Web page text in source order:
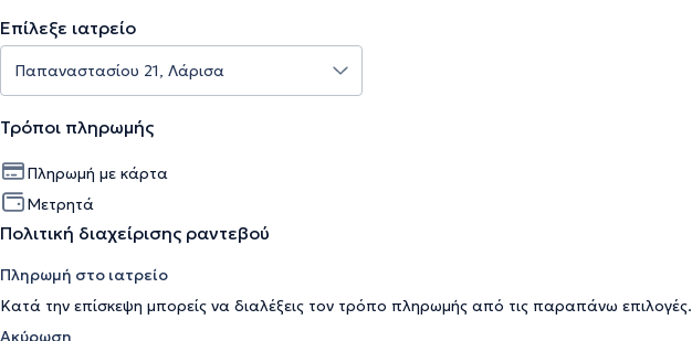
Επίλεξε ιατρείο
Τρόποι πληρωμής
Πληρωμή με κάρτα
Μετρητά
Πολιτική διαχείρισης ραντεβού
Πληρωμή στο ιατρείο
Κατά την επίσκεψη μπορείς να διαλέξεις τον τρόπο πληρωμής από τις παραπάνω επιλογές.
Ακύρωση